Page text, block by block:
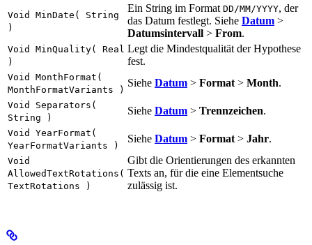
Void MinDate( String
)
Ein String im Format DD/MM/YYYY, der
das Datum festlegt. Siehe Datum >
Datumsintervall > From.
Void MinQuality( Real
)
Legt die Mindestqualität der Hypothese
fest.
Void MonthFormat(
MonthFormatVariants )
Siehe Datum > Format > Month.
Void Separators(
String )
Siehe Datum > Trennzeichen.
Void YearFormat(
YearFormatVariants )
Siehe Datum > Format > Jahr.
Void
AllowedTextRotations(
TextRotations )
Gibt die Orientierungen des erkannten
Texts an, für die eine Elementsuche
zulässig ist.